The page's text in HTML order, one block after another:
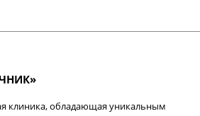
клиника, обладающая уникальным